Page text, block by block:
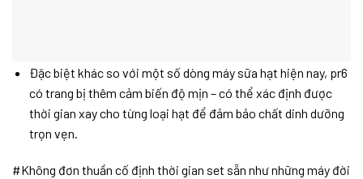
Đặc biệt khác so với một số dòng máy sữa hạt hiện nay, pr6
có trang bị thêm cảm biến độ mịn – có thể xác định được
thời gian xay cho từng loại hạt để đảm bảo chất dinh dưỡng
trọn vẹn.
#Không đơn thuần cố định thời gian set sẵn như những máy đời